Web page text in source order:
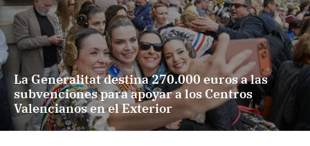
La Generalitat destina 270.000 euros a las
subvenciones para apoyar a los Centros
Valencianos en el Exterior